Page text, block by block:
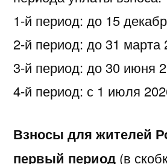
1-й период: до 15
2-й период: до 31 марта
3-й период: до 30 июня
4-й период: с 1 июля
Взносы для жителей
первый период (в